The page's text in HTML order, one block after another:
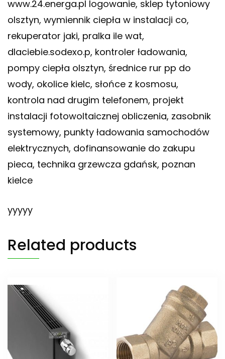
www.24.energa.pl logowanie, sklep tytoniowy
olsztyn, wymiennik ciepła w instalacji co,
rekuperator jaki, pralka ile wat,
dlaciebie.sodexo.p, kontroler ładowania,
pompy ciepła olsztyn, średnice rur pp do
wody, okolice kielc, słońce z kosmosu,
kontrola nad drugim telefonem, projekt
instalacji fotowoltaicznej obliczenia, zasobnik
systemowy, punkty ładowania samochodów
elektrycznych, dofinansowanie do zakupu
pieca, technika grzewcza gdańsk, poznan
kielce
yyyyy
Related products